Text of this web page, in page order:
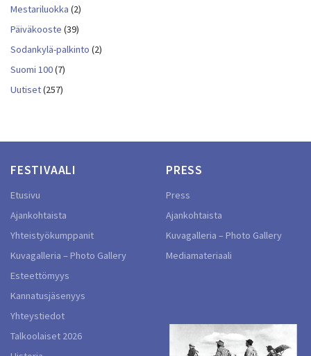
Mestariluokka (2)
Päiväkooste (39)
Sodankylä-palkinto (2)
Suomi 100(7)
Uutiset(257)
FESTIVAALI
Etusivu
Ajankohtaista
Yhteistyökumppanit
Kuvagalleria – Photo Gallery
Esteettömyys
Kannatusjäsenyys
Yhteystiedot
Talkoolaiset 2026
PRESS
Press
Ajankohtaista
Kuvagalleria – Photo Gallery
Mediamateriaali